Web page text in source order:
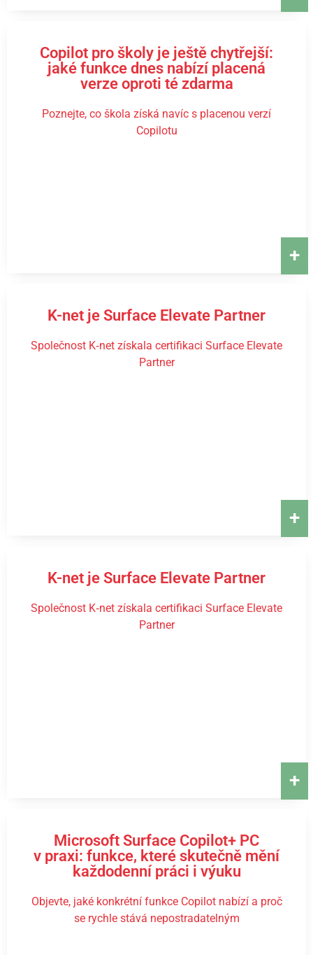
Copilot pro školy je ještě chytřejší:
jaké funkce dnes nabízí placená
verze oproti té zdarma
Poznejte, co škola získá navíc s placenou verzí
Copilotu
+
K-net je Surface Elevate Partner
Společnost K‑net získala certifikaci Surface Elevate
Partner
+
K-net je Surface Elevate Partner
Společnost K‑net získala certifikaci Surface Elevate
Partner
+
Microsoft Surface Copilot+ PC
v praxi: funkce, které skutečně mění
každodenní práci i výuku
Objevte, jaké konkrétní funkce Copilot nabízí a proč
se rychle stává nepostradatelným